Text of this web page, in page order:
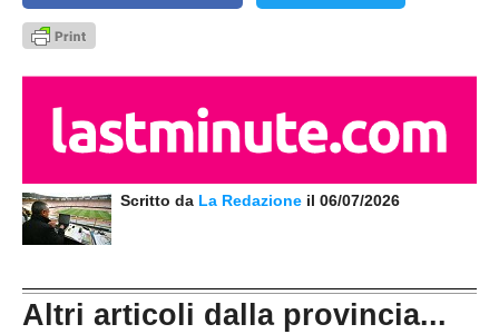
Scritto da La Redazione il 06/07/2026
Altri articoli dalla provincia...